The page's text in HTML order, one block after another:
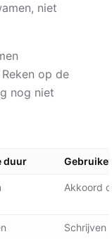
niet
op de
nog niet
duur
Akkoord
Schrijven